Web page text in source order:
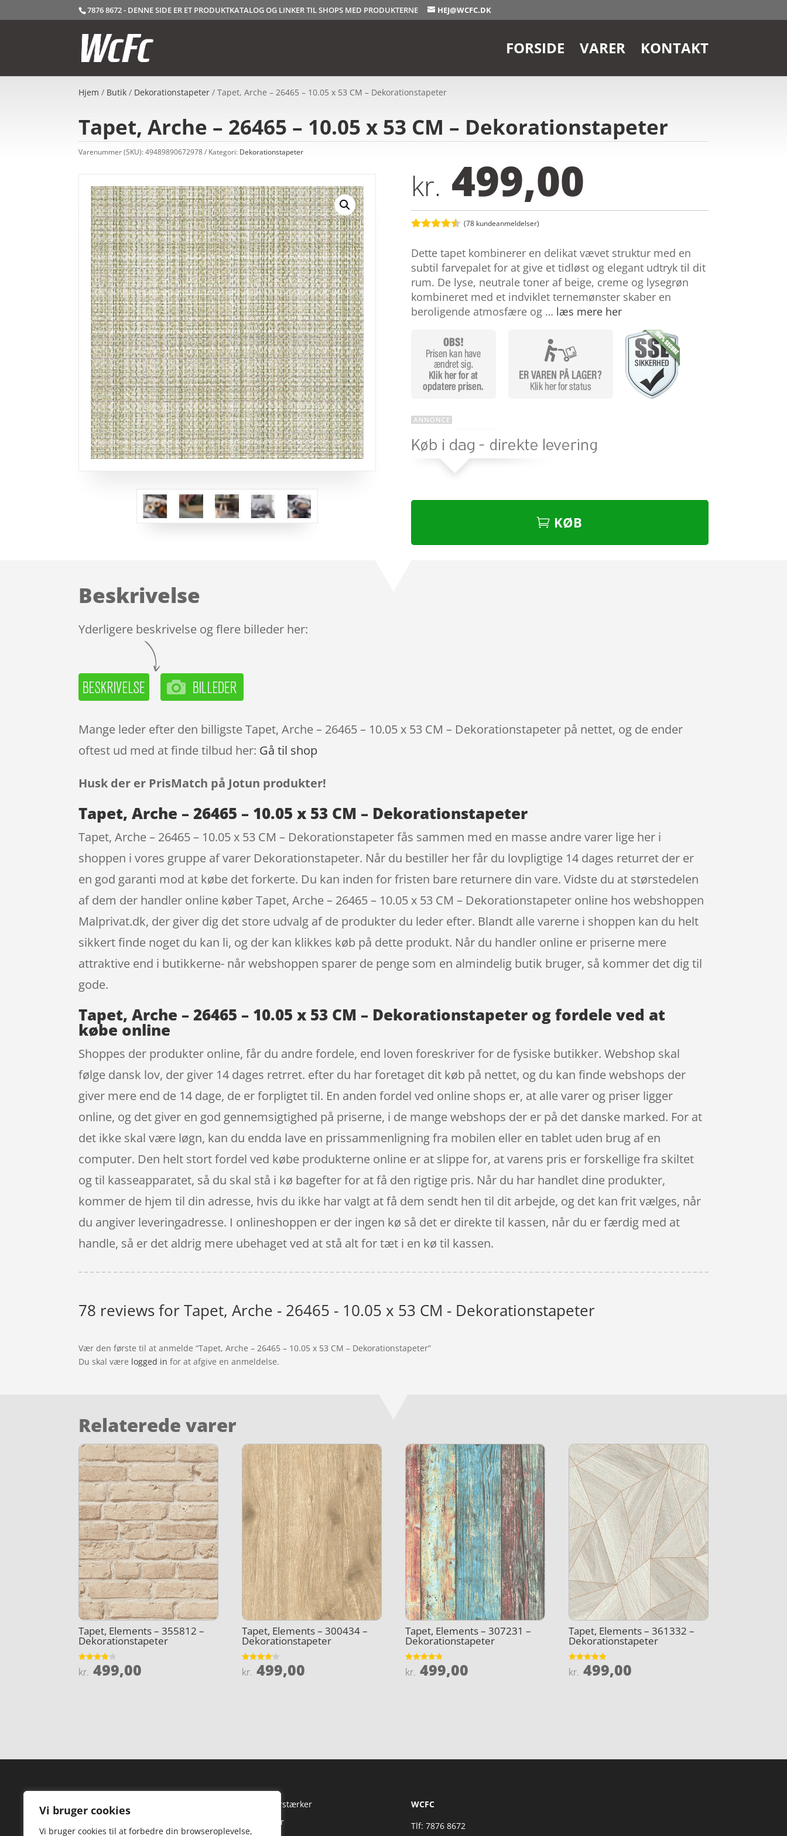
Vi bruger cookies
Vi bruger cookies til at forbedre din browseroplevelse,
7876 8672 - DENNE SIDE ER ET PRODUKTKATALOG OG LINKER TIL SHOPS MED PRODUKTERNE HEJ@WCFC.DK
FORSIDE VARER KONTAKT
Hjem / Butik / Dekorationstapeter / Tapet, Arche – 26465 – 10.05 x 53 CM – Dekorationstapeter
Tapet, Arche – 26465 – 10.05 x 53 CM – Dekorationstapeter
Varenummer (SKU):49489890672978 Kategori: Dekorationstapeter
kr. 499,00
ud af 5
baseret
på
kundebedø
mmelser
(78kundeanmeldelser)
Dette tapet kombinerer en delikat vævet struktur med en
subtil farvepalet for at give et tidløst og elegant udtryk til dit
rum. De lyse, neutrale toner af beige, creme og lysegrøn
kombineret med et indviklet ternemønster skaber en
beroligende atmosfære og … læs mere her
KØB
Beskrivelse
Yderligere beskrivelse og flere billeder her:
Mange leder efter den billigste Tapet, Arche – 26465 – 10.05 x 53 CM – Dekorationstapeter på nettet, og de ender
oftest ud med at finde tilbud her: Gå til shop
Husk der er PrisMatch på Jotun produkter!
Tapet, Arche – 26465 – 10.05 x 53 CM – Dekorationstapeter
Tapet, Arche – 26465 – 10.05 x 53 CM – Dekorationstapeter fås sammen med en masse andre varer lige her i
shoppen i vores gruppe af varer Dekorationstapeter. Når du bestiller her får du lovpligtige 14 dages returret der er
en god garanti mod at købe det forkerte. Du kan inden for fristen bare returnere din vare. Vidste du at størstedelen
af dem der handler online køber Tapet, Arche – 26465 – 10.05 x 53 CM – Dekorationstapeter online hos webshoppen
Malprivat.dk, der giver dig det store udvalg af de produkter du leder efter. Blandt alle varerne i shoppen kan du helt
sikkert finde noget du kan li, og der kan klikkes køb på dette produkt. Når du handler online er priserne mere
attraktive end i butikkerne- når webshoppen sparer de penge som en almindelig butik bruger, så kommer det dig til
gode.
Tapet, Arche – 26465 – 10.05 x 53 CM – Dekorationstapeter og fordele ved at
købe online
Shoppes der produkter online, får du andre fordele, end loven foreskriver for de fysiske butikker. Webshop skal
følge dansk lov, der giver 14 dages retrret. efter du har foretaget dit køb på nettet, og du kan finde webshops der
giver mere end de 14 dage, de er forpligtet til. En anden fordel ved online shops er, at alle varer og priser ligger
online, og det giver en god gennemsigtighed på priserne, i de mange webshops der er på det danske marked. For at
det ikke skal være løgn, kan du endda lave en prissammenligning fra mobilen eller en tablet uden brug af en
computer. Den helt stort fordel ved købe produkterne online er at slippe for, at varens pris er forskellige fra skiltet
og til kasseapparatet, så du skal stå i kø bagefter for at få den rigtige pris. Når du har handlet dine produkter,
kommer de hjem til din adresse, hvis du ikke har valgt at få dem sendt hen til dit arbejde, og det kan frit vælges, når
du angiver leveringadresse. I onlineshoppen er der ingen kø så det er direkte til kassen, når du er færdig med at
handle, så er det aldrig mere ubehaget ved at stå alt for tæt i en kø til kassen.
78 reviews forTapet, Arche - 26465 - 10.05 x 53 CM - Dekorationstapeter
Vær den første til at anmelde “Tapet, Arche – 26465 – 10.05 x 53 CM – Dekorationstapeter”
Du skal være logged in for at afgive en anmeldelse.
Relaterede varer
Tapet, Elements – 355812 –
Dekorationstapeter
Vurderet
4
kr. 499,00
Tapet, Elements – 300434 –
Dekorationstapeter
Vurderet
4.1
kr. 499,00
Tapet, Elements – 307231 –
Dekorationstapeter
Vurderet
4.7
kr. 499,00
Tapet, Elements – 361332 –
Dekorationstapeter
Vurderet
4.8
kr. 499,00
Forside
HiFi Forstærker
Højtaler
WCFC
Tlf: 7876 8672